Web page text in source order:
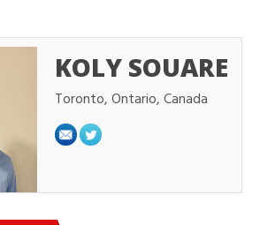
KOLY SOUARE
Toronto, Ontario, Canada